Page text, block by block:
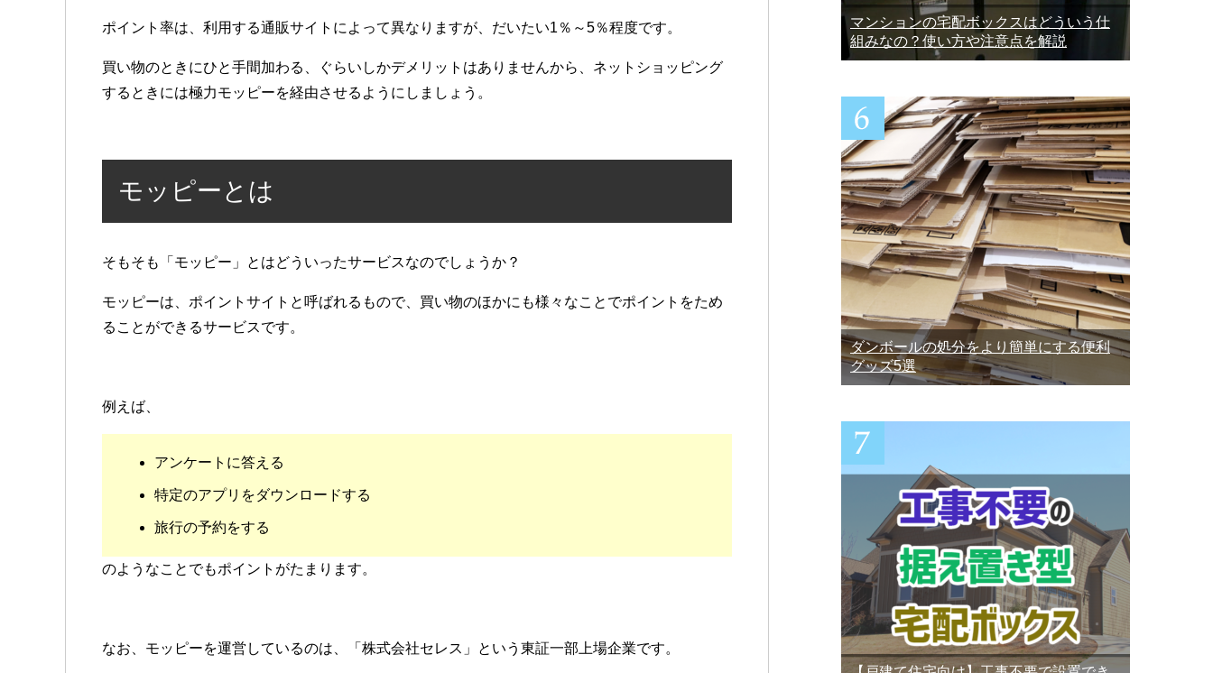
ポイント率は、利用する通販サイトによって異なりますが、だいたい1％～5％程度です。
買い物のときにひと手間加わる、ぐらいしかデメリットはありませんから、ネットショッピング
するときには極力モッピーを経由させるようにしましょう。
モッピーとは
そもそも「モッピー」とはどういったサービスなのでしょうか？
モッピーは、ポイントサイトと呼ばれるもので、買い物のほかにも様々なことでポイントをため
ることができるサービスです。
例えば、
アンケートに答える
特定のアプリをダウンロードする
旅行の予約をする
のようなことでもポイントがたまります。
なお、モッピーを運営しているのは、「株式会社セレス」という東証一部上場企業です。
マンションの宅配ボックスはどういう仕
組みなの？使い方や注意点を解説
ダンボールの処分をより簡単にする便利
グッズ5選